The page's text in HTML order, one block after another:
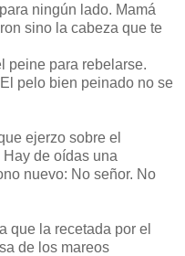
ningún lado. Mamá
sino la cabeza que te
peine para rebelarse.
pelo bien peinado no se
ejerzo sobre el
de oídas una
nuevo: No señor. No
que la recetada por el
de los mareos